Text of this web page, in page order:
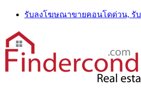
Skip
content
รับลงโฆษณาขายคอนโดด่วน, รั